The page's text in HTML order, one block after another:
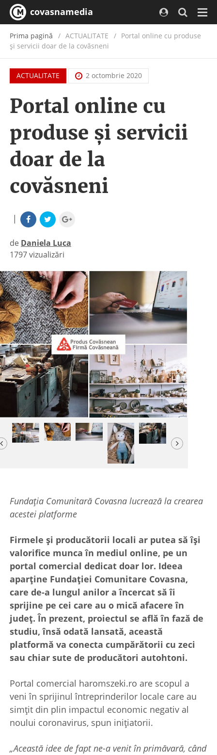
covasnamedia
Prima pagină ACTUALITATE / Portal online cu produse
și servicii doar de la covăsneni
ACTUALITATE 2 octombrie 2020
Portal online cu
produse și servicii
doar de la
covăsneni
|
de Daniela Luca
|
1797 vizualizări
Previous Next
Fundația Comunitară Covasna lucrează la crearea
acestei platforme
Firmele și producătorii locali ar putea să își
valorifice munca în mediul online, pe un
portal comercial dedicat doar lor. Ideea
aparține Fundației Comunitare Covasna,
care de-a lungul anilor a încercat să îi
sprijine pe cei care au o mică afacere în
județ. În prezent, proiectul se află în fază de
studiu, însă odată lansată, această
platformă va conecta cumpărătorii cu zeci
sau chiar sute de producători autohtoni.
Portal comercial haromszeki.ro are scopul a
veni în sprijinul întreprinderilor locale care au
simțit din plin impactul economic negativ al
noului coronavirus, spun inițiatorii.
„Această idee de fapt ne-a venit în primăvară, când